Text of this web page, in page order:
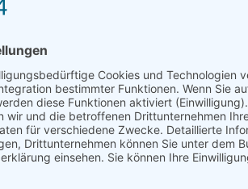
Bei niedrigen
die
auf den